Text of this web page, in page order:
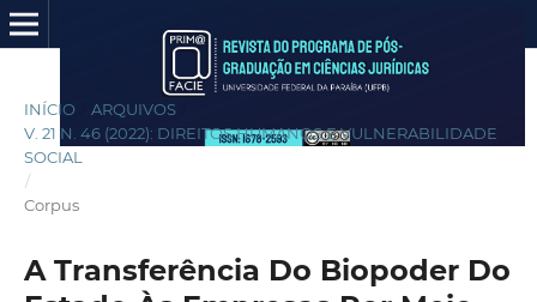
INÍCIO ARQUIVOS
V. 21 N. 46 (2022): DIREITOS HUMANOS E VULNERABILIDADE
SOCIAL
/
Corpus
A Transferência Do Biopoder Do